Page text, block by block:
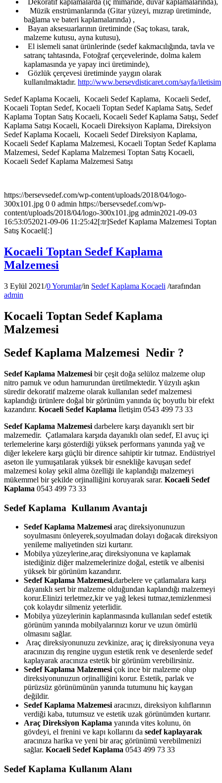
Dekoratif kaplamalarda (iç mimaride, duvar kaplamalarında),
Müzik enstrümanlarında (Gitar yüzeyi, mızrap üretiminde,
bağlama ve bateri kaplamalarında) ,
Bayan aksesuarlarının üretiminde (Saç tokası, tarak,
malzeme kutusu, ayna kutusu),
El islemeli sanat ürünlerinde (sedef kakmacılığında, tavla ve
satranç tahtasında, Fotoğraf çerçevelerinde, dolma kalem
kaplamasında ye yapay inci üretiminde),
Gözlük çerçevesi üretiminde yaygın olarak
kullanılmaktadır. http://www.bersevdisticaret.com/sayfa/iletisim
Sedef Kaplama Kocaeli, Kocaeli Sedef Kaplama, Kocaeli Sedef,
Kocaeli Toptan Sedef, Kocaeli Toptan Sedef Kaplama Satış, Sedef
Kaplama Toptan Satış Kocaeli, Kocaeli Sedef Kaplama Satışı, Sedef
Kaplama Satışı Kocaeli, Kocaeli Direksiyon Kaplama, Direksiyon
Sedef Kaplama Kocaeli, Kocaeli Sedef Direksiyon Kaplama,
Kocaeli Sedef Kaplama Malzemesi, Kocaeli Toptan Sedef Kaplama
Malzemesi, Sedef Kaplama Malzemesi Toptan Satış Kocaeli,
Kocaeli Sedef Kaplama Malzemesi Satışı
https://bersevsedef.com/wp-content/uploads/2018/04/logo-
300x101.jpg 0 0 admin https://bersevsedef.com/wp-
content/uploads/2018/04/logo-300x101.jpg admin2021-09-03
16:53:052021-09-06 11:25:42[:tr]Sedef Kaplama Malzemesi Toptan
Satış Kocaeli[:]
Kocaeli Toptan Sedef Kaplama
Malzemesi
3 Eylül 2021/0 Yorumlar/in Sedef Kaplama Kocaeli /tarafından
admin
Kocaeli Toptan Sedef Kaplama
Malzemesi
Sedef Kaplama Malzemesi Nedir ?
Sedef Kaplama Malzemesi bir çeşit doğa selüloz malzeme olup
nitro pamuk ve odun hamurundan üretilmektedir. Yüzyılı aşkın
süredir dekoratif malzeme olarak kullanılan sedef malzemesi
kaplandığı ürünlere doğal bir görünüm yanında üç boyutlu bir efekt
kazandırır. Kocaeli Sedef Kaplama İletişim 0543 499 73 33
Sedef Kaplama Malzemesi darbelere karşı dayanıklı sert bir
malzemedir. Çatlamalara karşıda dayanıklı olan sedef, El avuç içi
terlemelerine karşı gösterdiği yüksek performans yanında yağ ve
diğer lekelere karşı güçlü bir dirence sahiptir kir tutmaz. Endüstriyel
aseton ile yumuşatılarak yüksek bir esnekliğe kavuşan sedef
malzemesi kolay şekil alma özelliği ile kaplandığı malzemeyi
mükemmel bir şekilde orjinalliğini koruyarak sarar. Kocaeli Sedef
Kaplama 0543 499 73 33
Sedef Kaplama Kullanım Avantajı
Sedef Kaplama Malzemesi araç direksiyonunuzun
soyulmasını önleyerek,soyulmadan dolayı doğacak direksiyon
yenileme maliyetinden sizi kurtarır.
Mobilya yüzeylerine,araç direksiyonuna ve kaplamak
istediğiniz diğer malzemelerinize doğal, estetik ve albenisi
yüksek bir görünüm kazandırır.
Sedef Kaplama Malzemesi,darbelere ve çatlamalara karşı
dayanıklı sert bir malzeme olduğundan kaplandığı malzemeyi
korur.Elinizi terletmez,kir ve yağ lekesi tutmaz,temizlenmesi
çok kolaydır silmeniz yeterlidir.
Mobilya yüzeylerinin kaplanmasında kullanılan sedef estetik
görünüm yanında mobilyalarınızı korur ve uzun ömürlü
olmasını sağlar.
Araç direksiyonunuzu zevkinize, araç iç direksiyonuna veya
aracınızın dış rengine uygun estetik renk ve desenlerde sedef
kaplayarak aracınıza estetik bir görünüm verebilirsiniz.
Sedef Kaplama Malzemesi çok ince bir malzeme olup
direksiyonunuzun orjinalliğini korur. Estetik, parlak ve
pürüzsüz görünümünün yanında tutumunu hiç kaygan
değildir.
Sedef Kaplama Malzemesi aracınızı, direksiyon kılıflarının
verdiği kaba, tutumsuz ve estetik uzak görünümden kurtarır.
Araç Direksiyon Kaplama yanında vites kolunu, ön
gövdeyi, el frenini ve kapı kollarını da sedef kaplayarak
aracınıza harika ve yeni bir araç görünümü verebilmenizi
sağlar. Kocaeli Sedef Kaplama 0543 499 73 33
Sedef Kaplama Kullanım Alanı